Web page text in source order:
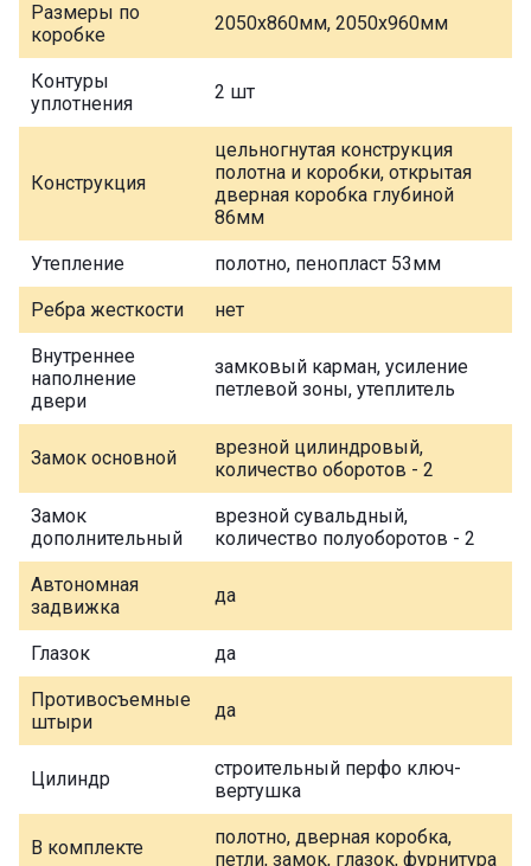
Размеры по
коробке
2050х860мм, 2050х960мм
Контуры
уплотнения
2 шт
Конструкция
цельногнутая конструкция
полотна и коробки, открытая
дверная коробка глубиной
86мм
Утепление полотно, пенопласт 53мм
Ребра жесткости нет
Внутреннее
наполнение
двери
замковый карман, усиление
петлевой зоны, утеплитель
Замок основной
врезной цилиндровый,
количество оборотов - 2
Замок
дополнительный
врезной сувальдный,
количество полуоборотов - 2
Автономная
задвижка
да
Глазок да
Противосъемные
штыри
да
Цилиндр
строительный перфо ключ-
вертушка
В комплекте
полотно, дверная коробка,
петли, замок, глазок, фурнитура